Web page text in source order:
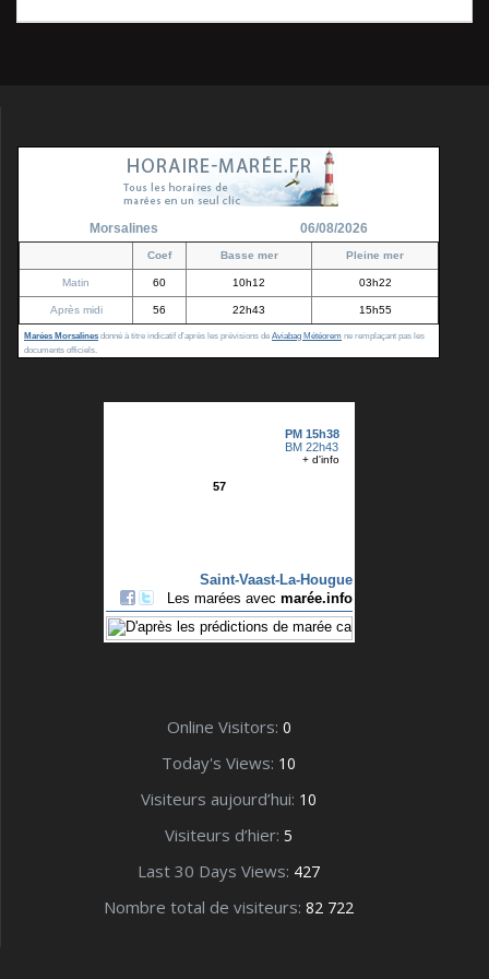
Morsalines 06/08/2026
Coef Basse mer Pleine mer
Matin 60 10h12 03h22
Après midi 56 22h43 15h55
Marées Morsalines donné à titre indicatif d'après les prévisions de Aviabag Météorem ne remplaçant pas les
documents officiels.
Online Visitors: 0
Today's Views: 10
Visiteurs aujourd’hui: 10
Visiteurs d’hier: 5
Last 30 Days Views: 427
Nombre total de visiteurs: 82 722